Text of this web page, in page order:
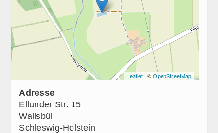
Leaflet | ©OpenStreetMap
Adresse
Ellunder Str. 15
Wallsbüll
Schleswig-Holstein